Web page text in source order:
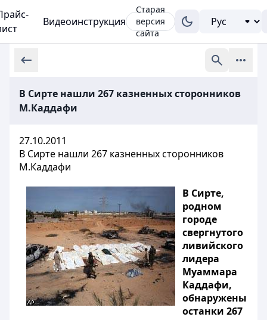
Видеоинструкция
Старая
версия
сайта
В Сирте нашли 267 казненных сторонников
М.Каддафи
27.10.2011
В Сирте нашли 267 казненных сторонников
М.Каддафи
В Сирте,
родном
городе
свергнутого
ливийского
лидера
Муаммара
Каддафи,
обнаружены
останки 267